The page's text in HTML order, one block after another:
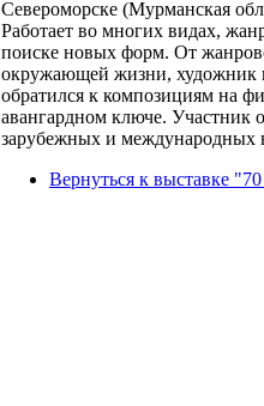
Североморске (Мурманская
Работает во многих видах,
поиске новых форм. От
окружающей жизни, художник
обратился к композициям на
авангардном ключе. Участник
зарубежных и международных
Вернуться к выставке